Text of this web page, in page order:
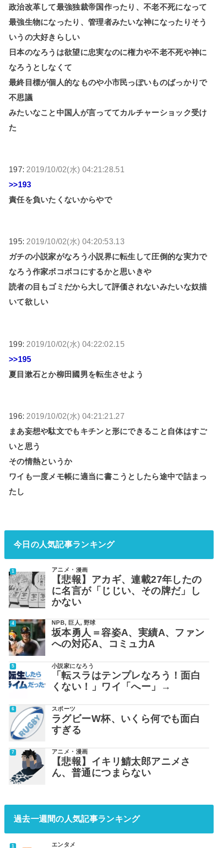
政治改革して最強独裁帝国作ったり、不老不死になって
最強生物になったり、管理者みたいな神になったりそう
いうの大好きらしい
日本のなろうは欲望に忠実なのに権力や不老不死や神に
なろうとしなくて
最終目標が個人的なものや小市民っぽいものばっかりで
不思議
みたいなこと中国人が言っててカルチャーショック受け
た
197: 2019/10/02(水) 04:21:28.51
>>193
責任を負いたくないからやで
195: 2019/10/02(水) 04:20:53.13
ガチの小説家がなろう小説界に転生して圧倒的な実力で
なろう作家ボコボコにするかと思いきや
読者の目もゴミだから大して評価されないみたいな奴描
いて欲しい
199: 2019/10/02(水) 04:22:02.15
>>195
夏目漱石とか柳田國男を転生させよう
196: 2019/10/02(水) 04:21:21.27
まあ妄想や駄文でもキチンと形にできること自体はすご
いと思う
その情熱というか
ワイも一度メモ帳に適当に書こうとしたら途中で詰まっ
たし
今日の人気記事ランキング
アニメ・漫画
【悲報】アカギ、連載27年したの
に名言が「じじい、その牌だ」し
かない
NPB, 巨人, 野球
坂本勇人＝容姿A、実績A、ファン
への対応A、コミュ力A
小説家になろう
「転スラはテンプレなろう！面白
くない！」ワイ「へー」→
スポーツ
ラグビーW杯、いくら何でも面白
すぎる
アニメ・漫画
【悲報】イキリ鯖太郎アニメさ
ん、普通につまらない
過去一週間の人気記事ランキング
エンタメ